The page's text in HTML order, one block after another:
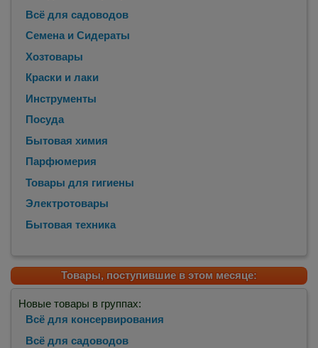
Всё для садоводов
Семена и Сидераты
Хозтовары
Краски и лаки
Инструменты
Посуда
Бытовая химия
Парфюмерия
Товары для гигиены
Электротовары
Бытовая техника
Товары, поступившие в этом месяце:
Новые товары в группах:
Всё для консервирования
Всё для садоводов